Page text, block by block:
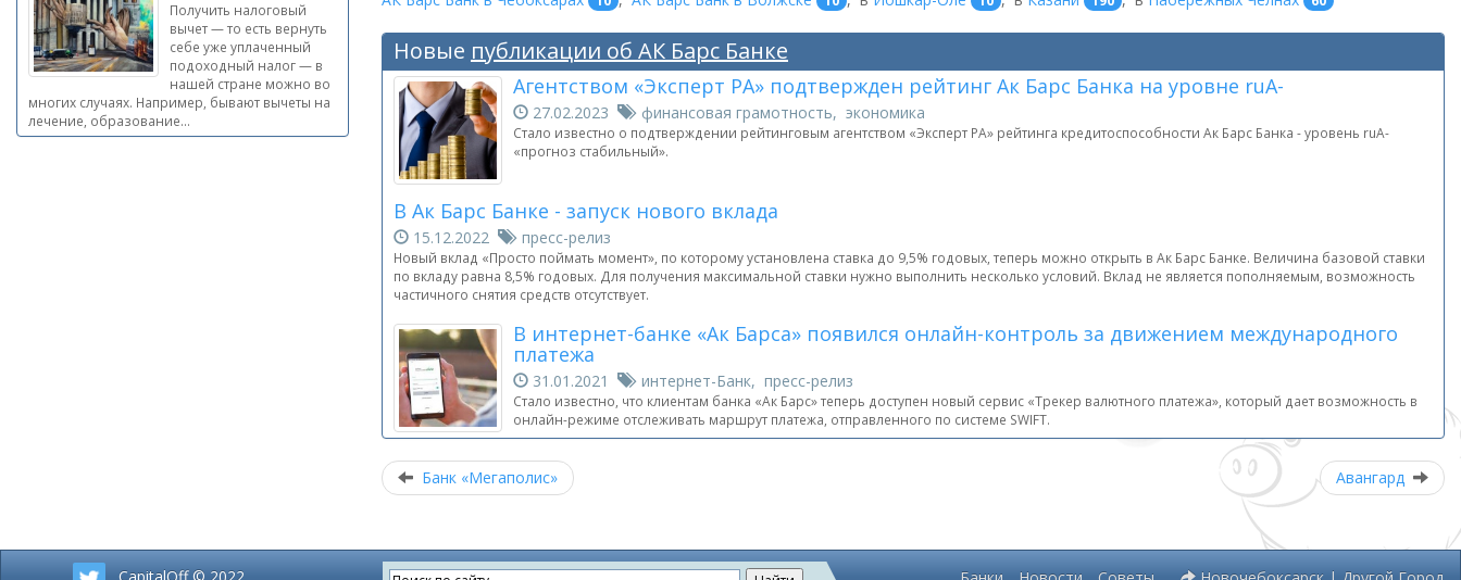
Получить налоговый
вычет — то есть вернуть
себе уже уплаченный
подоходный налог — в
нашей стране можно во
многих случаях. Например, бывают вычеты на
лечение, образование...
Новые публикации об АК Барс Банке
Агентством «Эксперт РА» подтвержден рейтинг Ак Барс Банка на уровне ruА-
27.02.2023 финансовая грамотность, экономика
Стало известно о подтверждении рейтинговым агентством «Эксперт РА» рейтинга кредитоспособности Ак Барс Банка - уровень ruА-
«прогноз стабильный».
В Ак Барс Банке - запуск нового вклада
15.12.2022 пресс-релиз
Новый вклад «Просто поймать момент», по которому установлена ставка до 9,5% годовых, теперь можно открыть в Ак Барс Банке. Величина базовой ставки
по вкладу равна 8,5% годовых. Для получения максимальной ставки нужно выполнить несколько условий. Вклад не является пополняемым, возможность
частичного снятия средств отсутствует.
В интернет-банке «Ак Барса» появился онлайн-контроль за движением международного
платежа
31.01.2021 интернет-Банк, пресс-релиз
Стало известно, что клиентам банка «Ак Барс» теперь доступен новый сервис «Трекер валютного платежа», который дает возможность в
онлайн-режиме отслеживать маршрут платежа, отправленного по системе SWIFT.
Банк «Мегаполис» Авангард